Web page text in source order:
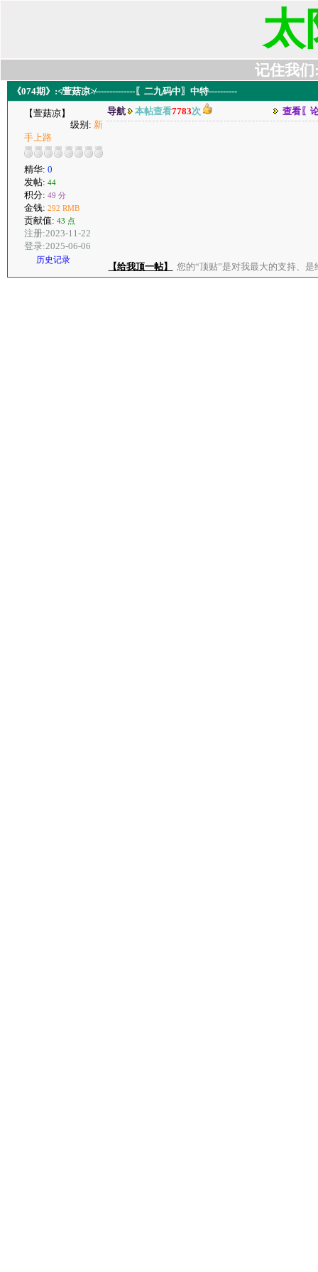
太
记住我们
《074期》:≮萱菇凉≯--------------〖二九码中〗中特----------
【萱菇凉】
级别: 新
手上路
精华: 0
发帖: 44
积分: 49 分
金钱: 292 RMB
贡献值: 43 点
注册:2023-11-22
登录:2025-06-06
历史记录
导航 本帖查看7783次 查看〖
【给我顶一帖】 您的“顶贴”是对我最大的支持、